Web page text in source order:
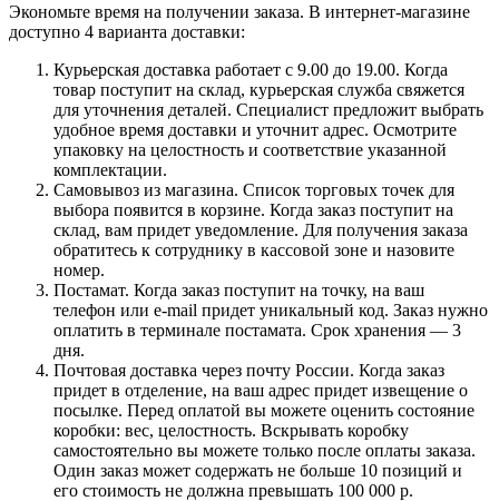
Экономьте время на получении заказа. В интернет-магазине
доступно 4 варианта доставки:
Курьерская доставка работает с 9.00 до 19.00. Когда
товар поступит на склад, курьерская служба свяжется
для уточнения деталей. Специалист предложит выбрать
удобное время доставки и уточнит адрес. Осмотрите
упаковку на целостность и соответствие указанной
комплектации.
Самовывоз из магазина. Список торговых точек для
выбора появится в корзине. Когда заказ поступит на
склад, вам придет уведомление. Для получения заказа
обратитесь к сотруднику в кассовой зоне и назовите
номер.
Постамат. Когда заказ поступит на точку, на ваш
телефон или e-mail придет уникальный код. Заказ нужно
оплатить в терминале постамата. Срок хранения — 3
дня.
Почтовая доставка через почту России. Когда заказ
придет в отделение, на ваш адрес придет извещение о
посылке. Перед оплатой вы можете оценить состояние
коробки: вес, целостность. Вскрывать коробку
самостоятельно вы можете только после оплаты заказа.
Один заказ может содержать не больше 10 позиций и
его стоимость не должна превышать 100 000 р.